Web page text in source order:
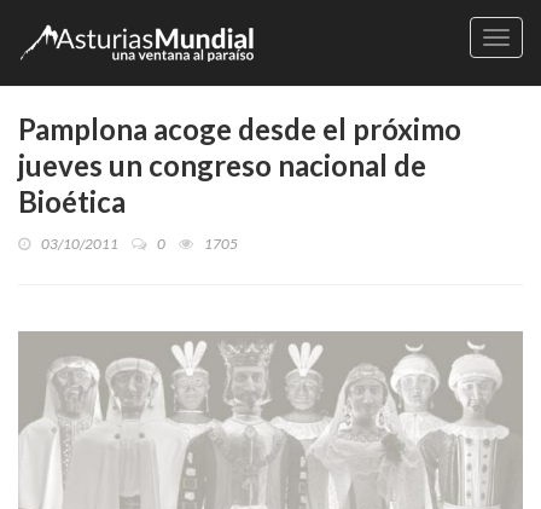
Pamplona acoge desde el próximo
jueves un congreso nacional de
Bioética
03/10/2011 0 1705